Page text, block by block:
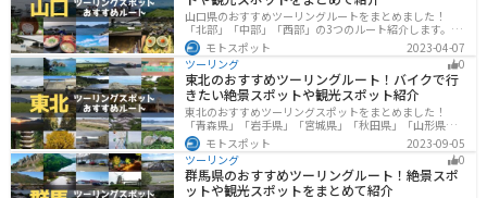
山口県のおすすめツーリングルートをまとめました！
「北部」「中部」「西部」の3つのルート紹介します。美
しい海岸線や山々を楽しむことができます。バイクで山
口県にツーリングに行く際は参考にしてください。
モトスポット
2023-04-07
ツーリング
0
東北のおすすめツーリングルート！バイクで行
きたい絶景スポットや観光スポット紹介
東北のおすすめツーリングスポットをまとめました！
「青森県」「岩手県」「宮城県」「秋田県」「山形県」
「福島県」の各県の観光地紹介します。自然豊かな山々
や湖、温泉地が点在し、四季折々の景色を楽しめるスポ
ットが多数あります。バイクで東北にツーリングに行く
際は参考にしてください。
モトスポット
2023-09-05
ツーリング
0
群馬県のおすすめツーリングルート！絶景スポ
ットや観光スポットをまとめて紹介